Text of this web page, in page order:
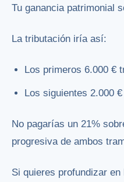
Tu ganancia patrimonial
La tributación iría así:
Los primeros 6.000 €
Los siguientes 2.000
No pagarías un 21%
progresiva de ambos
Si quieres profundizar